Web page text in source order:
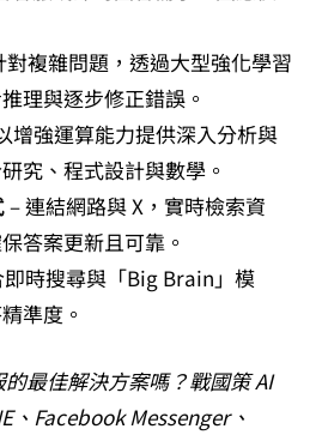
對複雜問題，透過大型強化學習
理與逐步修正錯誤。
增強運算能力提供深入分析與
究、程式設計與數學。
– 連結網路與 X，實時檢索資
答案更新且可靠。
時搜尋與「Big Brain」模
準度。
最佳解決方案嗎？戰國策 AI
、Facebook Messenger、